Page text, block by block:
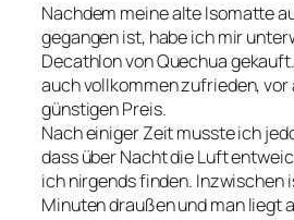
Nachdem meine alte Isomatte
gegangen ist, habe ich mir
Decathlon von Quechua
auch vollkommen zufrieden, vor
günstigen Preis.
Nach einiger Zeit musste ich
dass über Nacht die Luft
ich nirgends finden. Inzwischen
Minuten draußen und man liegt